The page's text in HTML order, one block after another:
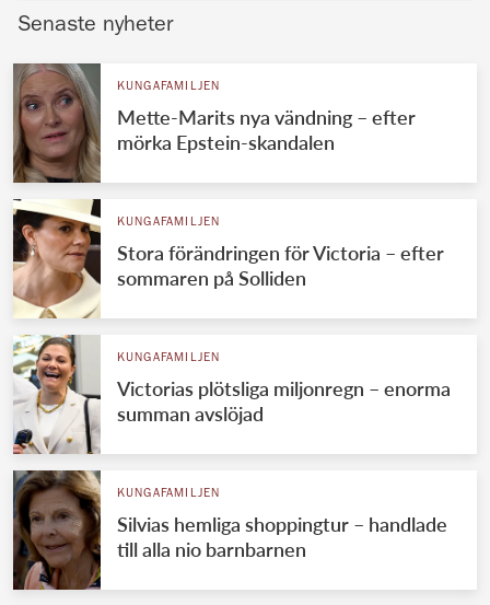
Senaste nyheter
KUNGAFAMILJEN
Mette-Marits nya vändning – efter
mörka Epstein-skandalen
KUNGAFAMILJEN
Stora förändringen för Victoria – efter
sommaren på Solliden
KUNGAFAMILJEN
Victorias plötsliga miljonregn – enorma
summan avslöjad
KUNGAFAMILJEN
Silvias hemliga shoppingtur – handlade
till alla nio barnbarnen